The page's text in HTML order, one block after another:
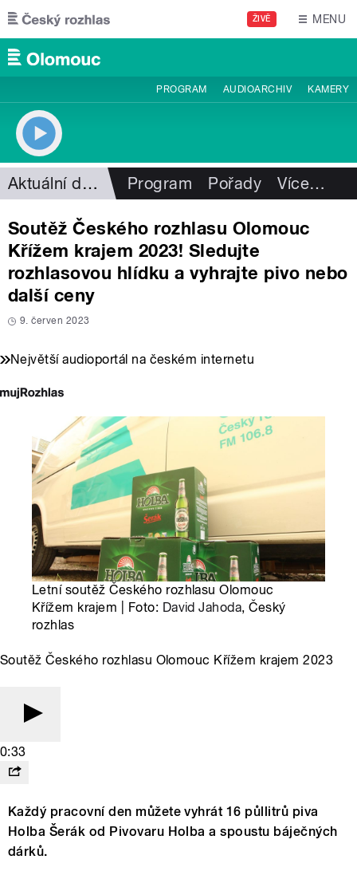
Přejít k hlavnímu obsahu
ŽIVĚ MENU
PROGRAM AUDIOARCHIV KAMERY
Aktuální dění Program Pořady Více…
Soutěž Českého rozhlasu Olomouc
Křížem krajem 2023! Sledujte
rozhlasovou hlídku a vyhrajte pivo nebo
další ceny
9. červen 2023
Největší audioportál na českém internetu
Letní soutěž Českého rozhlasu Olomouc
Křížem krajem | Foto: David Jahoda, Český
rozhlas
Soutěž Českého rozhlasu Olomouc Křížem krajem 2023
0:33
Každý pracovní den můžete vyhrát 16 půllitrů piva
Holba Šerák od Pivovaru Holba a spoustu báječných
dárků.